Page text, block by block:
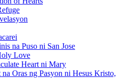
na Puso ni San Jose
Love
Heart ni Mary
Oras ng Pasyon ni Hesus Kristo,